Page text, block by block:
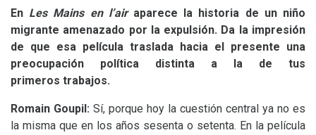
En Les Mains en l’airaparece la historia de un niño
migrante amenazado por la expulsión. Da la impresión
de que esa película traslada hacia el presente una
preocupación política distinta a la de tus
primeros trabajos.
Romain Goupil: Sí, porque hoy la cuestión central ya no es
la misma que en los años sesenta o setenta. En la película